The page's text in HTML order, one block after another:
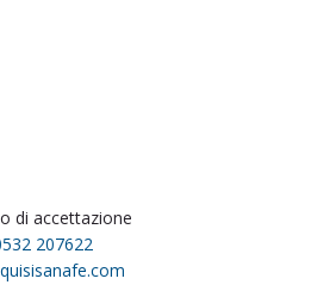
di accettazione
207622